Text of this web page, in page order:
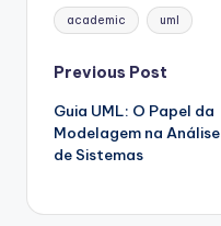
Tags:
academic uml
Post
navigation
Previous Post
Guia UML: O Papel da
Modelagem na Análise
de Sistemas